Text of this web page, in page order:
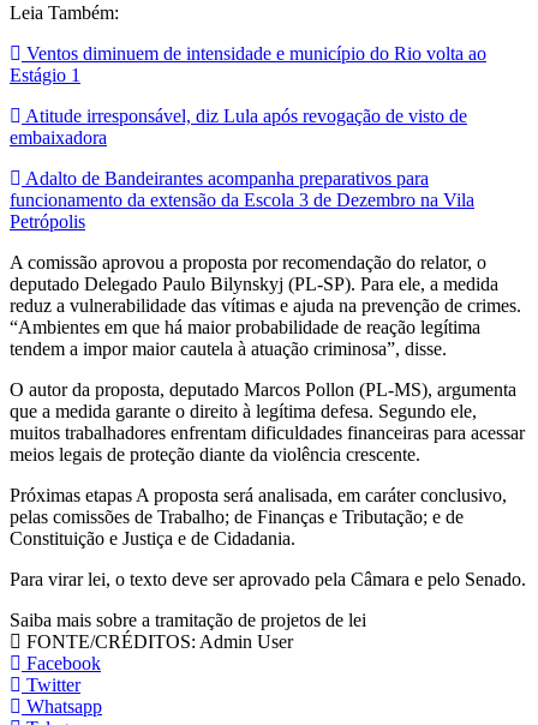
Leia Também:
Ventos diminuem de intensidade e município do Rio volta ao
Estágio 1
Atitude irresponsável, diz Lula após revogação de visto de
embaixadora
Adalto de Bandeirantes acompanha preparativos para
funcionamento da extensão da Escola 3 de Dezembro na Vila
Petrópolis
A comissão aprovou a proposta por recomendação do relator, o
deputado Delegado Paulo Bilynskyj (PL-SP). Para ele, a medida
reduz a vulnerabilidade das vítimas e ajuda na prevenção de crimes.
“Ambientes em que há maior probabilidade de reação legítima
tendem a impor maior cautela à atuação criminosa”, disse.
O autor da proposta, deputado Marcos Pollon (PL-MS), argumenta
que a medida garante o direito à legítima defesa. Segundo ele,
muitos trabalhadores enfrentam dificuldades financeiras para acessar
meios legais de proteção diante da violência crescente.
Próximas etapas A proposta será analisada, em caráter conclusivo,
pelas comissões de Trabalho; de Finanças e Tributação; e de
Constituição e Justiça e de Cidadania.
Para virar lei, o texto deve ser aprovado pela Câmara e pelo Senado.
Saiba mais sobre a tramitação de projetos de lei
FONTE/CRÉDITOS: Admin User
Facebook
Twitter
Whatsapp